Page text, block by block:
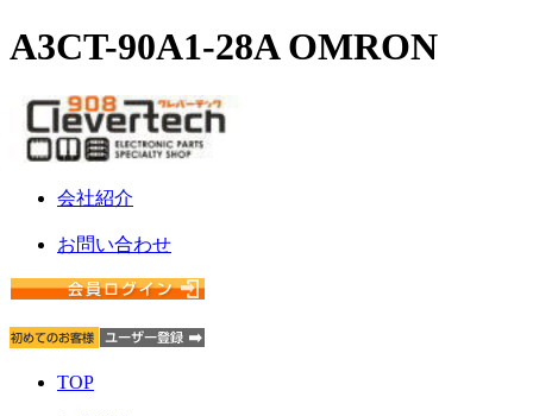
A3CT-90A1-28A OMRON
会社紹介
お問い合わせ
TOP